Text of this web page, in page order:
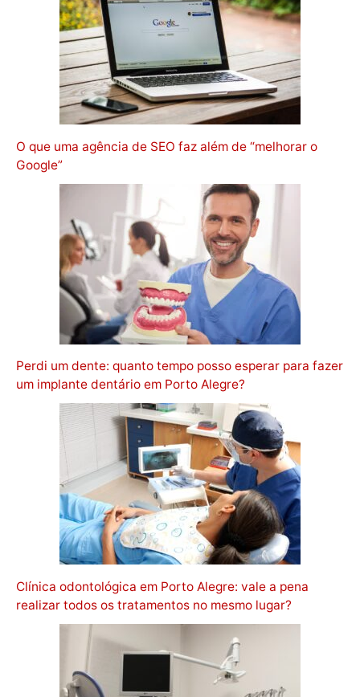
O que uma agência de SEO faz além de “melhorar o
Google”
Perdi um dente: quanto tempo posso esperar para fazer
um implante dentário em Porto Alegre?
Clínica odontológica em Porto Alegre: vale a pena
realizar todos os tratamentos no mesmo lugar?